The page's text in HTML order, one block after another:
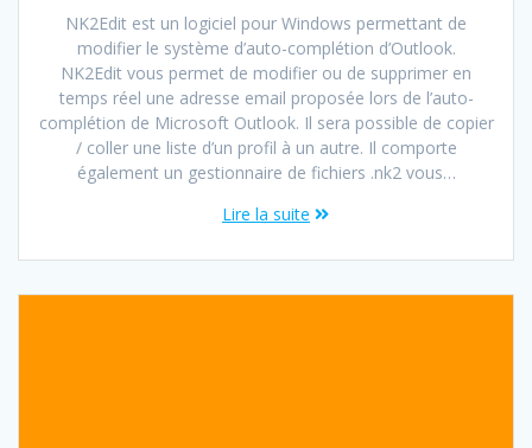
NK2Edit est un logiciel pour Windows permettant de
modifier le système d’auto-complétion d’Outlook.
NK2Edit vous permet de modifier ou de supprimer en
temps réel une adresse email proposée lors de l’auto-
complétion de Microsoft Outlook. Il sera possible de copier
/ coller une liste d’un profil à un autre. Il comporte
également un gestionnaire de fichiers .nk2 vous…
Lire la suite